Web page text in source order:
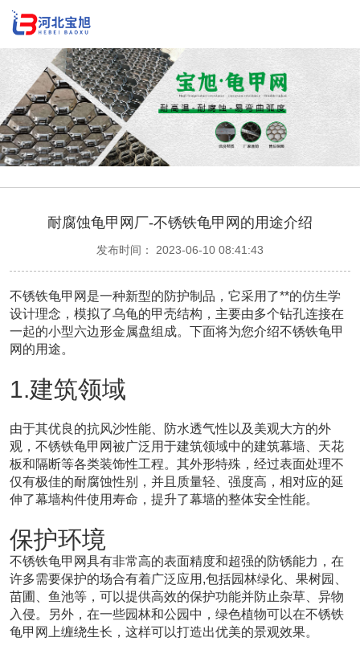
耐腐蚀龟甲网厂-不锈铁龟甲网的用途介绍
发布时间： 2023-06-10 08:41:43
不锈铁龟甲网是一种新型的防护制品，它采用了**的仿生学
设计理念，模拟了乌龟的甲壳结构，主要由多个钻孔连接在
一起的小型六边形金属盘组成。下面将为您介绍不锈铁龟甲
网的用途。
1.建筑领域
由于其优良的抗风沙性能、防水透气性以及美观大方的外
观，不锈铁龟甲网被广泛用于建筑领域中的建筑幕墙、天花
板和隔断等各类装饰性工程。其外形特殊，经过表面处理不
仅有极佳的耐腐蚀性别，并且质量轻、强度高，相对应的延
伸了幕墙构件使用寿命，提升了幕墙的整体安全性能。
保护环境
不锈铁龟甲网具有非常高的表面精度和超强的防锈能力，在
许多需要保护的场合有着广泛应用,包括园林绿化、果树园、
苗圃、鱼池等，可以提供高效的保护功能并防止杂草、异物
入侵。另外，在一些园林和公园中，绿色植物可以在不锈铁
龟甲网上缠绕生长，这样可以打造出优美的景观效果。